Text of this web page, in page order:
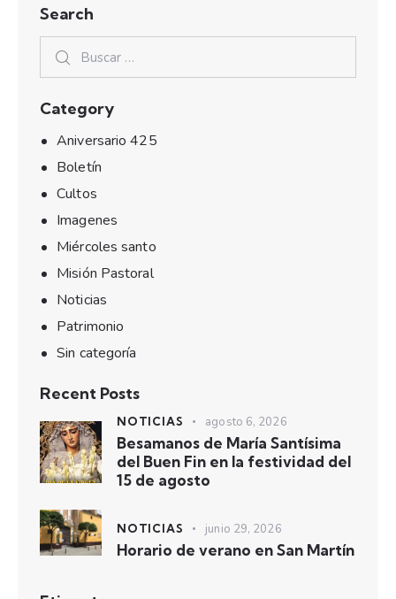
Search
Category
Aniversario 425
Boletín
Cultos
Imagenes
Miércoles santo
Misión Pastoral
Noticias
Patrimonio
Sin categoría
Recent Posts
NOTICIAS agosto 6, 2026
Besamanos de María Santísima
del Buen Fin en la festividad del
15 de agosto
NOTICIAS junio 29, 2026
Horario de verano en San Martín